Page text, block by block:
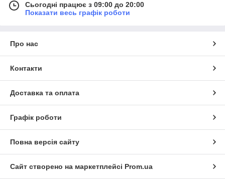
Сьогодні працює з 09:00 до 20:00
Показати весь графік роботи
Про нас
Контакти
Доставка та оплата
Графік роботи
Повна версія сайту
Сайт створено на маркетплейсі Prom.ua